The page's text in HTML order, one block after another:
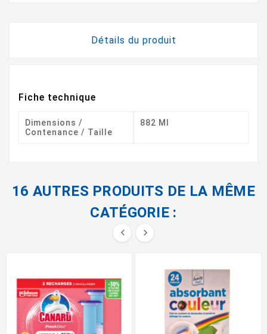
Détails du produit
Fiche technique
Dimensions /
Contenance / Taille
882 Ml
16 AUTRES PRODUITS DE LA MÊME
CATÉGORIE :
 